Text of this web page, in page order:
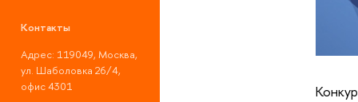
Контакты
Адрес: 119049, Москва,
ул. Шаболовка 26/4,
офис 4301